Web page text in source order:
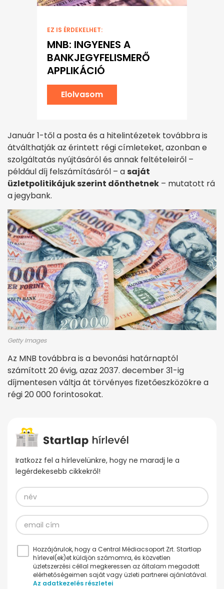
EZ IS ÉRDEKELHET:
MNB: INGYENES A
BANKJEGYFELISMERŐ
APPLIKÁCIÓ
Elolvasom
Január 1-től a posta és a hitelintézetek továbbra is
átválthatják az érintett régi címleteket, azonban e
szolgáltatás nyújtásáról és annak feltételeiről –
például díj felszámításáról – a saját
üzletpolitikájuk szerint dönthetnek – mutatott rá
a jegybank.
Getty Images
Az MNB továbbra is a bevonási határnaptól
számított 20 évig, azaz 2037. december 31-ig
díjmentesen váltja át törvényes fizetőeszközökre a
régi 20 000 forintosokat.
Iratkozz fel a hírlevelünkre, hogy ne maradj le a
legérdekesebb cikkekről!
Hozzájárulok, hogy a Central Médiacsoport Zrt. Startlap
hírlevel(ek)et küldjön számomra, és közvetlen
üzletszerzési céllal megkeressen az általam megadott
elérhetőségeimen saját vagy üzleti partnerei ajánlatával.
Az adatkezelés részletei